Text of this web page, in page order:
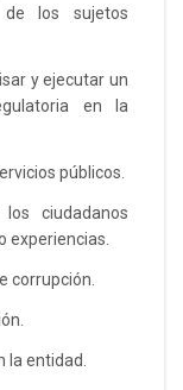
los sujetos
y ejecutar un
en la
públicos.
ciudadanos
experiencias.
corrupción.
la entidad.